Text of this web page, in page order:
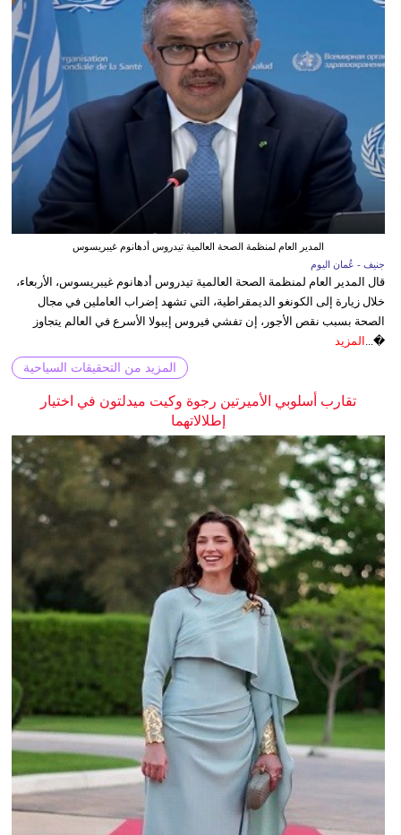
المدير العام لمنظمة الصحة العالمية تيدروس أدهانوم غيبريسوس
جنيف - عُمان اليوم
قال المدير العام لمنظمة الصحة العالمية تيدروس أدهانوم غيبريسوس، الأربعاء،
خلال زيارة إلى الكونغو الديمقراطية، التي تشهد إضراب العاملين في مجال
الصحة بسبب نقص الأجور، إن تفشي فيروس إيبولا الأسرع في العالم يتجاوز
�... المزيد
المزيد من التحقيقات السياحية
تقارب أسلوبي الأميرتين رجوة وكيت ميدلتون في اختيار
إطلالاتهما